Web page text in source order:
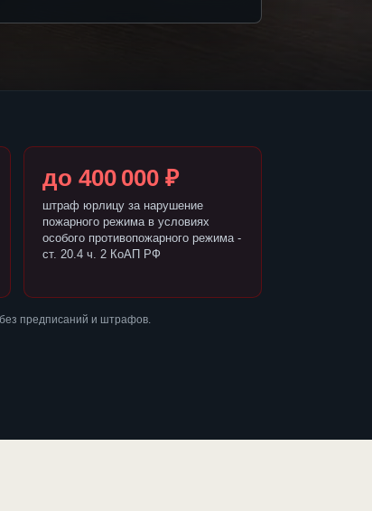
до 400 000 ₽
штраф юрлицу за нарушение
пожарного режима в условиях
особого противопожарного режима -
ст. 20.4 ч. 2 КоАП РФ
предписаний и штрафов.